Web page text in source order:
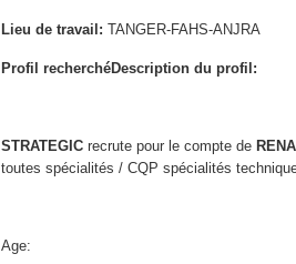
Lieu de travail: TANGER-FAHS-ANJRA
Profil recherchéDescription du profil:
STRATEGIC recrute pour le compte de
toutes spécialités / CQP spécialités
Age: